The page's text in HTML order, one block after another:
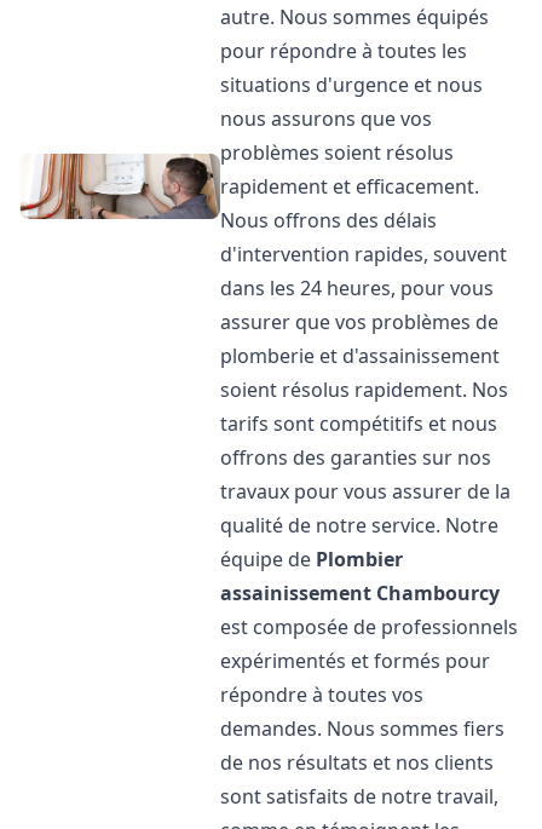
autre. Nous sommes équipés
pour répondre à toutes les
situations d'urgence et nous
nous assurons que vos
problèmes soient résolus
rapidement et efficacement.
Nous offrons des délais
d'intervention rapides, souvent
dans les 24 heures, pour vous
assurer que vos problèmes de
plomberie et d'assainissement
soient résolus rapidement. Nos
tarifs sont compétitifs et nous
offrons des garanties sur nos
travaux pour vous assurer de la
qualité de notre service. Notre
équipe de Plombier
assainissement Chambourcy
est composée de professionnels
expérimentés et formés pour
répondre à toutes vos
demandes. Nous sommes fiers
de nos résultats et nos clients
sont satisfaits de notre travail,